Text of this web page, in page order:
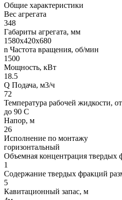
Общие характеристики
Вес агрегата
348
Габариты агрегата, мм
1580х420х680
n Частота вращения, об/мин
1500
Мощность, кВт
18.5
Q Подача, м3/ч
72
Температура рабочей жидкости,
до 90 С
Напор, м
26
Исполнение по монтажу
горизонтальный
Объемная концентрация твердых
1
Содержание твердых фракций
5
Кавитационный запас, м